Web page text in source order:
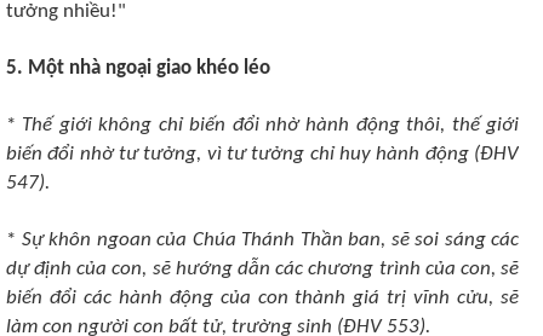
tưởng nhiều!"
5. Một nhà ngoại giao khéo léo
* Thế giới không chỉ biến đổi nhờ hành động thôi, thế giới
biến đổi nhờ tư tưởng, vì tư tưởng chỉ huy hành động (ÐHV
547).
* Sự khôn ngoan của Chúa Thánh Thần ban, sẽ soi sáng các
dự định của con, sẽ hướng dẫn các chương trình của con, sẽ
biến đổi các hành động của con thành giá trị vĩnh cửu, sẽ
làm con người con bất tử, trường sinh (ÐHV 553).